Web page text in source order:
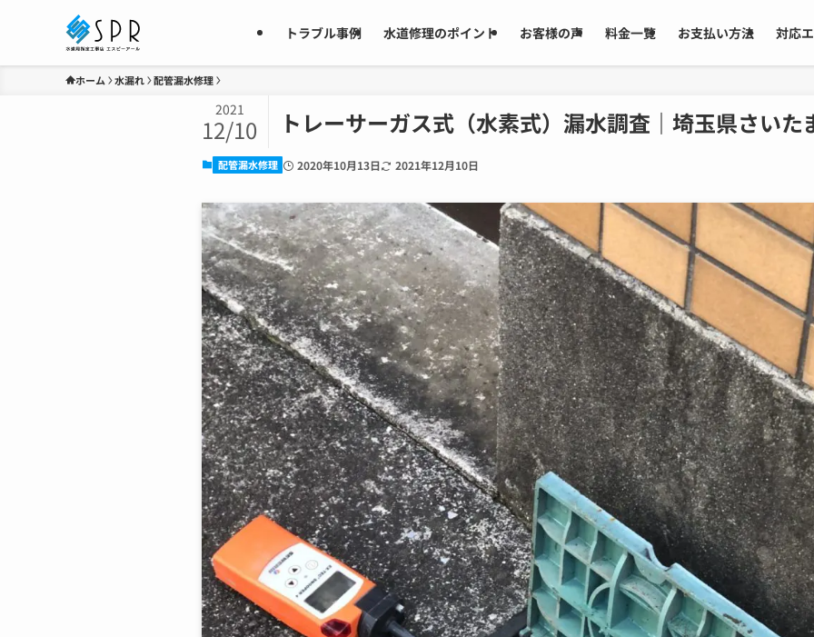
トラブル事例 水道修理のポイント お客様の声 料金一覧 お支払い方法 対応
ホーム 水漏れ 配管漏水修理
トレーサーガス式（水素式）漏水調査｜埼玉県さいた
2021
12/10
配管漏水修理 2020年10月13日 2021年12月10日